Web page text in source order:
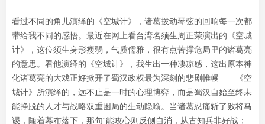
看过不同的角儿演绎的《空城计》，诸葛拨动琴弦的回响每一次都
带给我不同的感悟。最近在网上看台湾名须生周正荣演出的《空城
计》，这位须生身形瘦弱，气质儒雅，很有点苦撑危局里的诸葛亮
的意思。看他演绎的《空城计》，我生出一种凄凉感，这出原本神
化诸葛亮的大戏正好掀开了蜀汉政权最为深刻的悲剧帷幔——《空
城计》所演绎的，远不止是一时的心理博弈，而是蜀汉自始至终未
能挣脱的人才与战略双重困局的生动隐喻。当诸葛忍痛斩了败将马
谡，随着幕布落下，那句“能攻心则反侧自消，从古知兵非好战；